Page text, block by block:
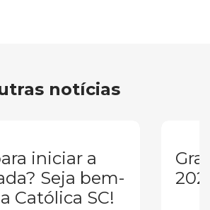
notícias
iniciar a
Seja bem-
Católica SC!